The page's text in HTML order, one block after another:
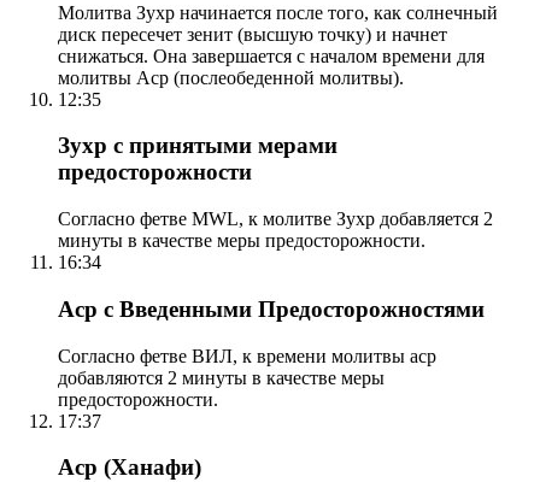
Молитва Зухр начинается после того, как солнечный
диск пересечет зенит (высшую точку) и начнет
снижаться. Она завершается с началом времени для
молитвы Аср (послеобеденной молитвы).
12:35
Зухр с принятыми мерами
предосторожности
Согласно фетве MWL, к молитве Зухр добавляется 2
минуты в качестве меры предосторожности.
16:34
Аср с Введенными Предосторожностями
Согласно фетве ВИЛ, к времени молитвы аср
добавляются 2 минуты в качестве меры
предосторожности.
17:37
Аср (Ханафи)